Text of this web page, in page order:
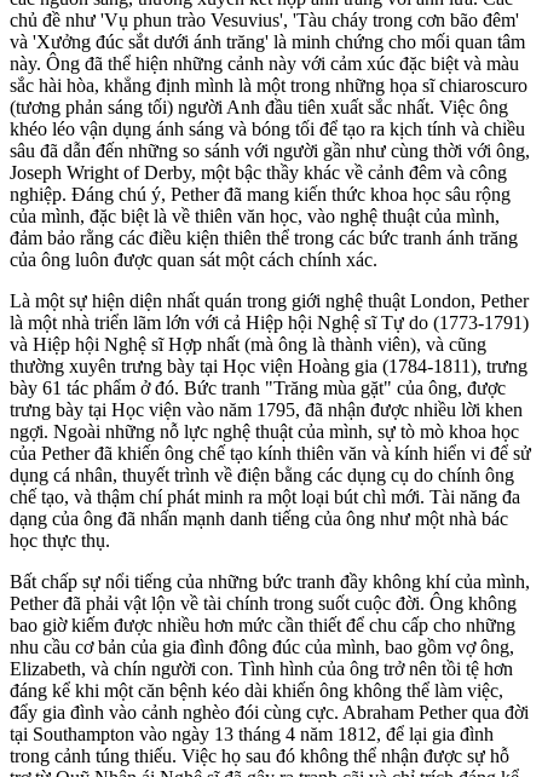
chủ đề như 'Vụ phun trào Vesuvius', 'Tàu cháy trong cơn bão đêm'
và 'Xưởng đúc sắt dưới ánh trăng' là minh chứng cho mối quan tâm
này. Ông đã thể hiện những cảnh này với cảm xúc đặc biệt và màu
sắc hài hòa, khẳng định mình là một trong những họa sĩ chiaroscuro
(tương phản sáng tối) người Anh đầu tiên xuất sắc nhất. Việc ông
khéo léo vận dụng ánh sáng và bóng tối để tạo ra kịch tính và chiều
sâu đã dẫn đến những so sánh với người gần như cùng thời với ông,
Joseph Wright of Derby, một bậc thầy khác về cảnh đêm và công
nghiệp. Đáng chú ý, Pether đã mang kiến thức khoa học sâu rộng
của mình, đặc biệt là về thiên văn học, vào nghệ thuật của mình,
đảm bảo rằng các điều kiện thiên thể trong các bức tranh ánh trăng
của ông luôn được quan sát một cách chính xác.
Là một sự hiện diện nhất quán trong giới nghệ thuật London, Pether
là một nhà triển lãm lớn với cả Hiệp hội Nghệ sĩ Tự do (1773-1791)
và Hiệp hội Nghệ sĩ Hợp nhất (mà ông là thành viên), và cũng
thường xuyên trưng bày tại Học viện Hoàng gia (1784-1811), trưng
bày 61 tác phẩm ở đó. Bức tranh "Trăng mùa gặt" của ông, được
trưng bày tại Học viện vào năm 1795, đã nhận được nhiều lời khen
ngợi. Ngoài những nỗ lực nghệ thuật của mình, sự tò mò khoa học
của Pether đã khiến ông chế tạo kính thiên văn và kính hiển vi để sử
dụng cá nhân, thuyết trình về điện bằng các dụng cụ do chính ông
chế tạo, và thậm chí phát minh ra một loại bút chì mới. Tài năng đa
dạng của ông đã nhấn mạnh danh tiếng của ông như một nhà bác
học thực thụ.
Bất chấp sự nổi tiếng của những bức tranh đầy không khí của mình,
Pether đã phải vật lộn về tài chính trong suốt cuộc đời. Ông không
bao giờ kiếm được nhiều hơn mức cần thiết để chu cấp cho những
nhu cầu cơ bản của gia đình đông đúc của mình, bao gồm vợ ông,
Elizabeth, và chín người con. Tình hình của ông trở nên tồi tệ hơn
đáng kể khi một căn bệnh kéo dài khiến ông không thể làm việc,
đẩy gia đình vào cảnh nghèo đói cùng cực. Abraham Pether qua đời
tại Southampton vào ngày 13 tháng 4 năm 1812, để lại gia đình
trong cảnh túng thiếu. Việc họ sau đó không thể nhận được sự hỗ